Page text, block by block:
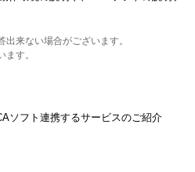
来ない場合がございます。
す。
ソフト連携するサービスのご紹介